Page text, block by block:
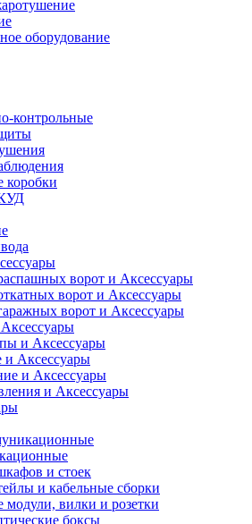
оборудование
контрольные
коробки
ворот и Аксессуары
ворот и Аксессуары
ворот и Аксессуары
и Аксессуары
и Аксессуары
и Аксессуары
и Аксессуары
и стоек
и кабельные сборки
вилки и розетки
боксы